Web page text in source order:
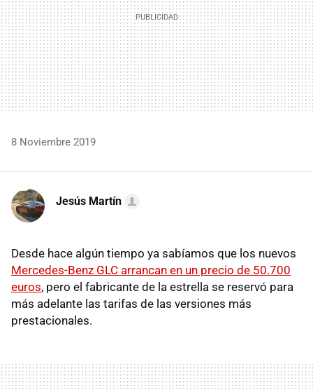
8 Noviembre 2019
Jesús Martín
Desde hace algún tiempo ya sabíamos que los nuevos
Mercedes-Benz GLC arrancan en un precio de 50.700
euros, pero el fabricante de la estrella se reservó para
más adelante las tarifas de las versiones más
prestacionales.